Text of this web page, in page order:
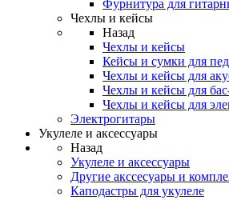
Фурнитура для
Чехлы и кейсы
Назад
Чехлы и кейсы
Кейсы и сумки для
Чехлы и кейсы для
Чехлы и кейсы для
Чехлы и кейсы для
Электрогитары
Укулеле и аксессуары
Назад
Укулеле и аксессуары
Другие акссесуары и
Каподастры для укулеле